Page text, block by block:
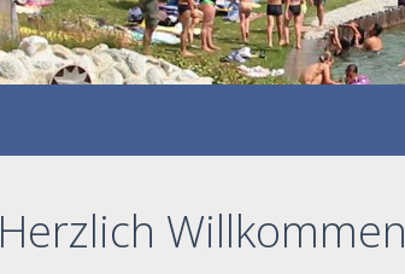
Herzlich Willkommen